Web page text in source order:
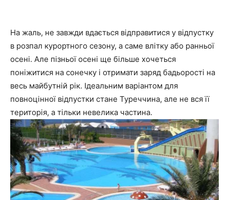
На жаль, не завжди вдається відправитися у відпустку
в розпал курортного сезону, а саме влітку або ранньої
осені. Але пізньої осені ще більше хочеться
поніжитися на сонечку і отримати заряд бадьорості на
весь майбутній рік. Ідеальним варіантом для
повноцінної відпустки стане Туреччина, але не вся її
територія, а тільки невелика частина.